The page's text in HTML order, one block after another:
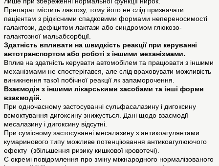
Препарат містить лактозу, тому його не слід призначати
пацієнтам з рідкісними спадковими формами непереносимості
галактози, дефіцитом лактази або синдромом глюкозо-
галактозної мальабсорбції.
Здатність впливати на швидкість реакції при керуванні
автотранспортом або роботі з іншими механізмами.
Вплив на здатність керувати автомобілем та працювати з іншими
механізмами не спостерігався, але слід враховувати можливість
виникнення такої побічної реакції як запаморочення.
Взаємодія з іншими лікарськими засобами та інші форми
взаємодій.
При одночасному застосуванні сульфасалазину і дигоксину
всмоктування дигоксину знижується. Дані щодо взаємодії
месалазину і дигоксину відсутні.
При сумісному застосуванні месалазину з антикоагулянтами
кумаринового типу можливе потенціювання антикоагулюючого
ефекту (збільшення ризику кишкової кровотечі).
Є окремі повідомлення про зміну міжнародного нормалізованого